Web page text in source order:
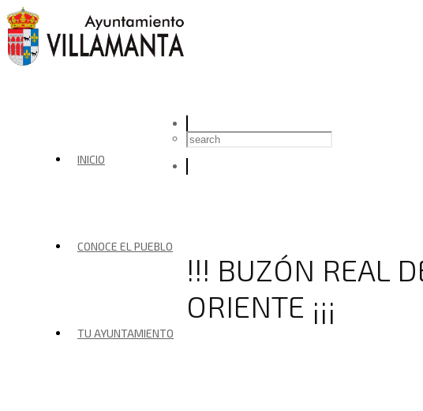
INICIO
CONOCE EL PUEBLO
TU AYUNTAMIENTO
!!! BUZÓN REAL
ORIENTE ¡¡¡